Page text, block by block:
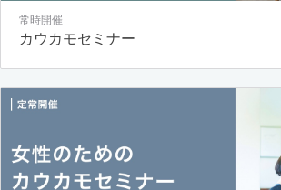
常時開催
カウカモセミナー